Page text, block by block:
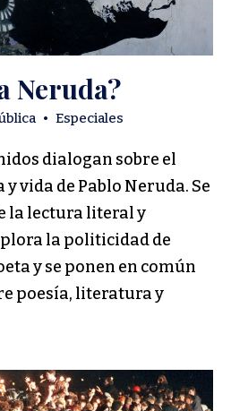
Neruda?
• Especiales
dialogan sobre el
vida de Pablo Neruda. Se
la lectura literal y
la politicidad de
y se ponen en común
poesía, literatura y